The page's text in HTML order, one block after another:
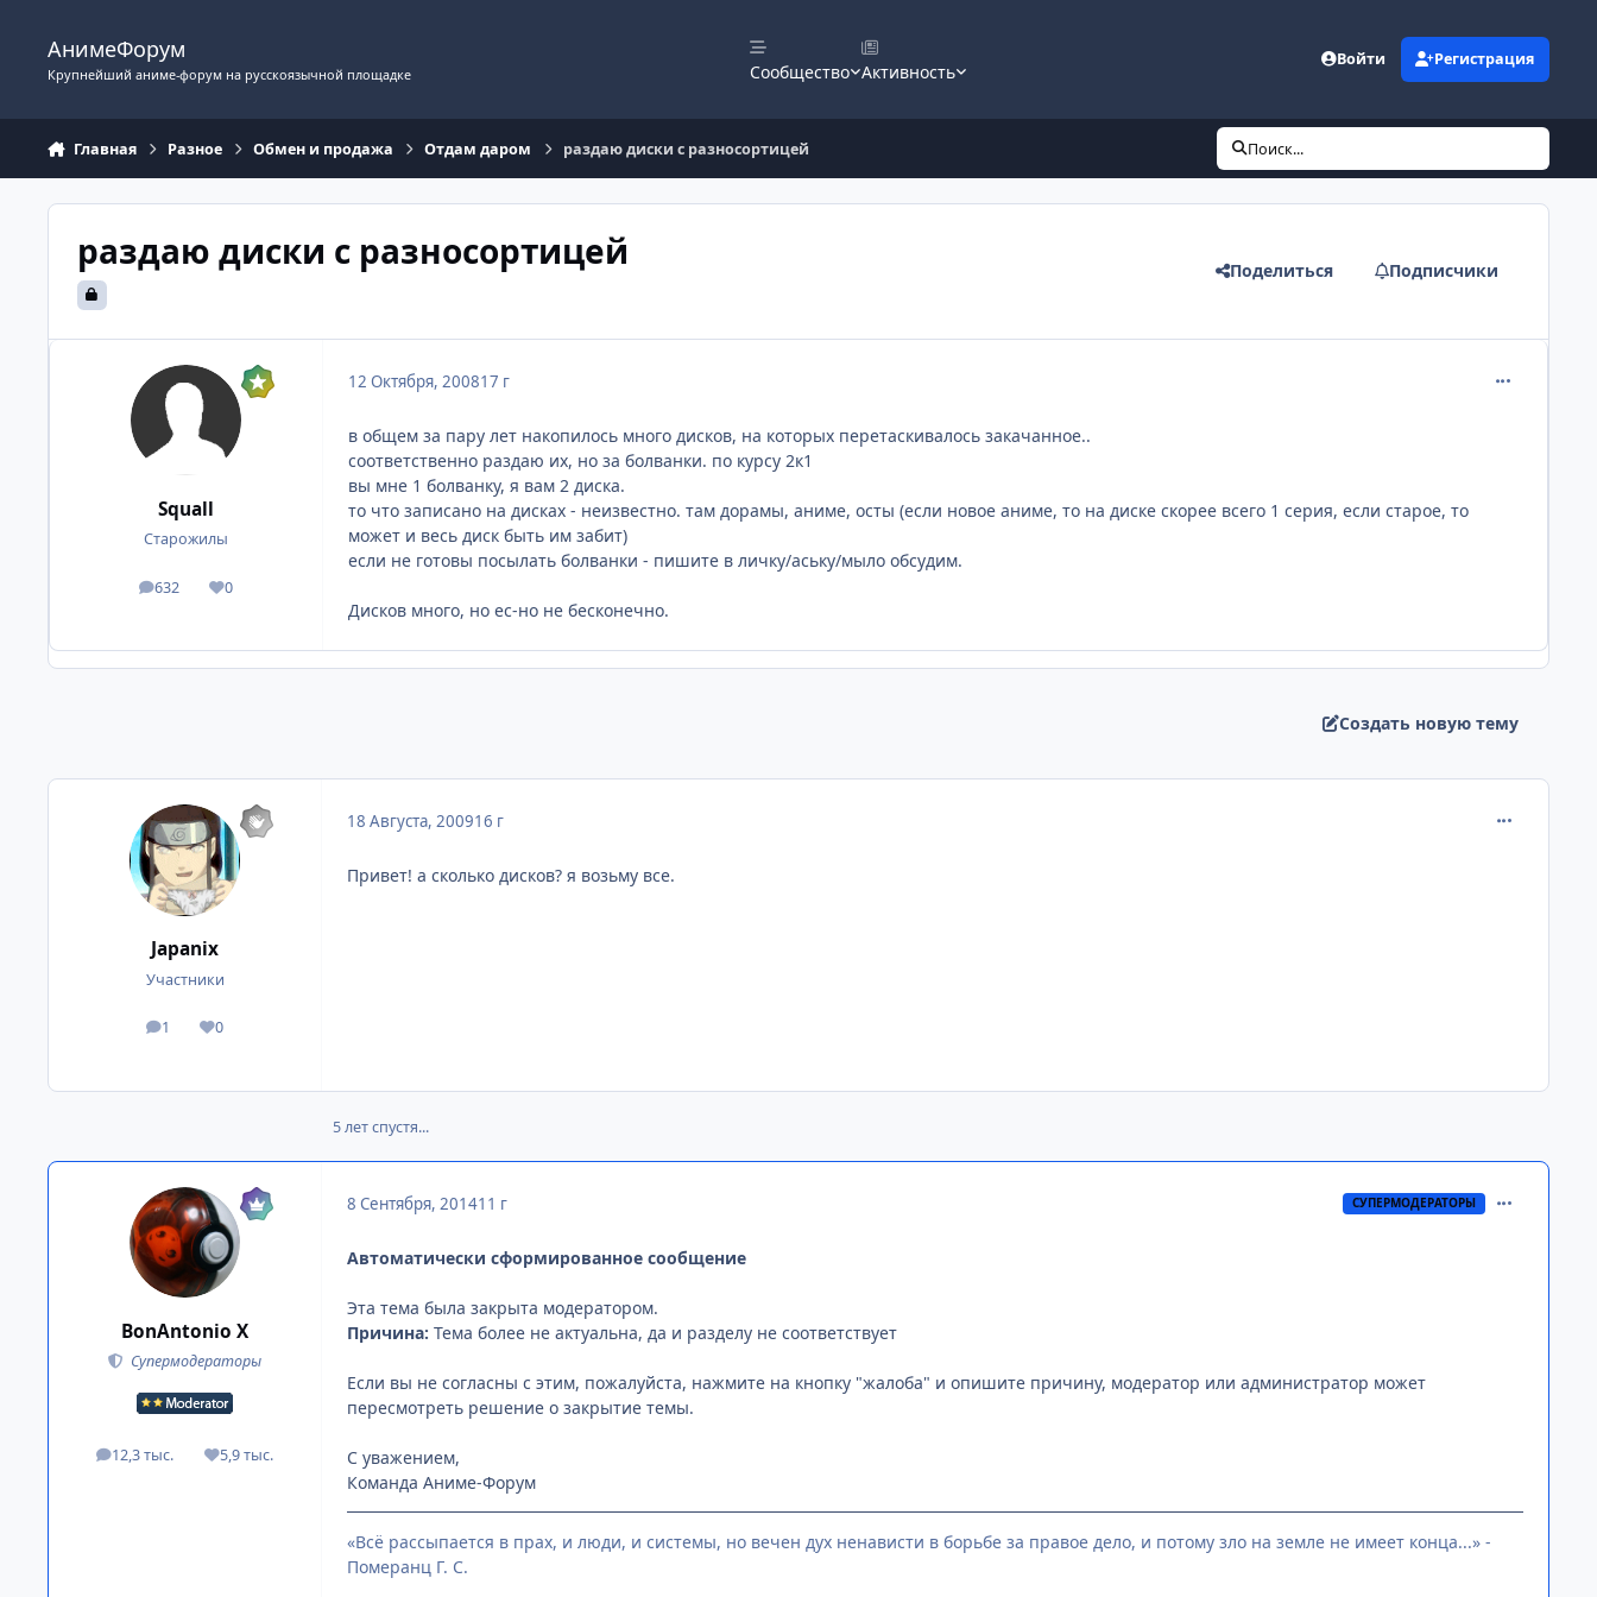
АнимеФорум
Крупнейший аниме-форум на русскоязычной площадке Сообщество Активность
Войти Регистрация
Главная Разное Обмен и продажа Отдам даром раздаю диски с разносортицей Поиск...
раздаю диски с разносортицей Поделиться Подписчики
Squall
Старожилы
632
посты 0
Репутация
12 Октября, 200817 г
в общем за пару лет накопилось много дисков, на которых перетаскивалось закачанное..
соответственно раздаю их, но за болванки. по курсу 2к1
вы мне 1 болванку, я вам 2 диска.
то что записано на дисках - неизвестно. там дорамы, аниме, осты (если новое аниме, то на диске скорее всего 1 серия, если старое, то
может и весь диск быть им забит)
если не готовы посылать болванки - пишите в личку/аську/мыло обсудим.
Дисков много, но ес-но не бесконечно.
Создать новую тему
Japanix
Участники
1
посты 0
Репутация
18 Августа, 200916 г
Привет! а сколько дисков? я возьму все.
5 лет спустя...
BonAntonio X
Супермодераторы
12,3 тыс.
посты 5,9 тыс.
Репутация
8 Сентября, 201411 г СУПЕРМОДЕРАТОРЫ
Автоматически сформированное сообщение
Эта тема была закрыта модератором.
Причина: Тема более не актуальна, да и разделу не соответствует
Если вы не согласны с этим, пожалуйста, нажмите на кнопку "жалоба" и опишите причину, модератор или администратор может
пересмотреть решение о закрытие темы.
С уважением,
Команда Аниме-Форум
«Всё рассыпается в прах, и люди, и системы, но вечен дух ненависти в борьбе за правое дело, и потому зло на земле не имеет конца...» -
Померанц Г. С.